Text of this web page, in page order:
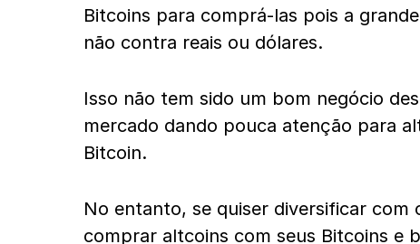
Bitcoins para comprá-las pois a
não contra reais ou dólares.
Isso não tem sido um bom negócio
mercado dando pouca atenção para
Bitcoin.
No entanto, se quiser diversificar
comprar altcoins com seus Bitcoins e